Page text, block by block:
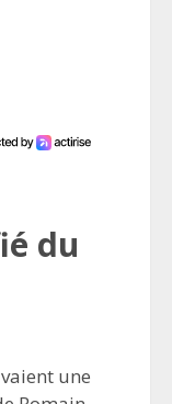
du
une